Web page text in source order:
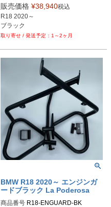
販売価格 ¥38,940税込
R18 2020～
ブラック
1～2ヶ月
BMW R18 2020～ エンジンガ
ードブラック La Poderosa
商品番号 R18-ENGUARD-BK